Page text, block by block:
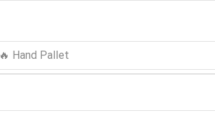
🔥 Hand Pallet